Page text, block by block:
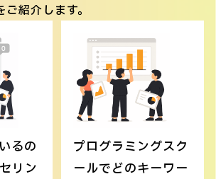
紹介します。
るの
リン
プログラミングスク
ールでどのキーワー